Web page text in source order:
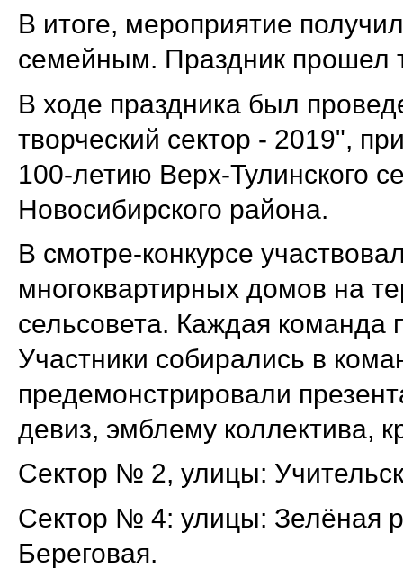
В итоге, мероприятие
семейным. Праздник прошел
В ходе праздника был
творческий сектор - 2019",
100-летию Верх-Тулинского
Новосибирского района.
В смотре-конкурсе
многоквартирных домов на
сельсовета. Каждая команда
Участники собирались в
предемонстрировали
девиз, эмблему коллектива,
Сектор № 2, улицы:
Сектор № 4: улицы: Зелёная
Береговая.